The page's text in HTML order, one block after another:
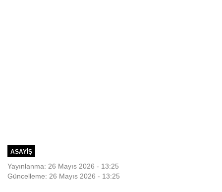
ASAYIŞ
Yayınlanma: 26 Mayıs 2026 - 13:25
Güncelleme: 26 Mayıs 2026 - 13:25